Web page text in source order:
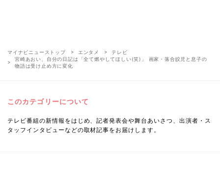
マイナビニューストップ エンタメ
テレビ
宮崎あおい、自分の日記は「全て燃やしてほしい(笑)」 画家・落合皎児と息子の
物語は受け止め方に変化
このカテゴリーについて
テレビ番組の新情報をはじめ、記者発表会や舞台あいさつ、出演者・ス
タッフインタビューなどの取材記事をお届けします。